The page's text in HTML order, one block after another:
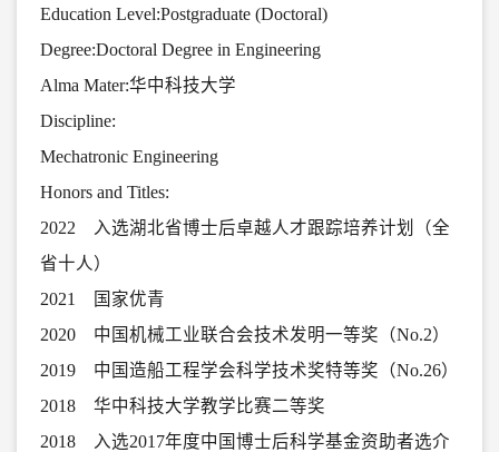
Education Level:Postgraduate (Doctoral)
Degree:Doctoral Degree in Engineering
Alma Mater:华中科技大学
Discipline:
Mechatronic Engineering
Honors and Titles:
2022 入选湖北省博士后卓越人才跟踪培养计划（全
省十人）
2021 国家优青
2020 中国机械工业联合会技术发明一等奖（No.2）
2019 中国造船工程学会科学技术奖特等奖（No.26）
2018 华中科技大学教学比赛二等奖
2018 入选2017年度中国博士后科学基金资助者选介